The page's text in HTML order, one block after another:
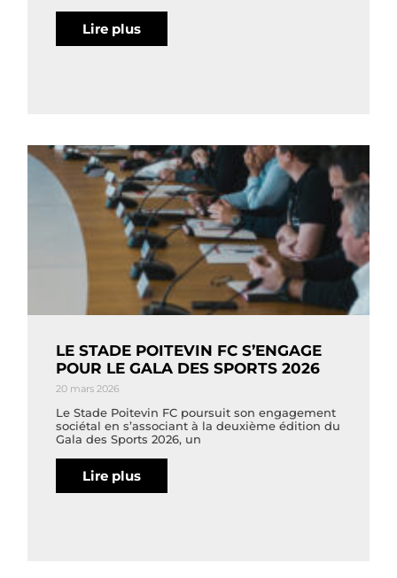
Lire plus
LE STADE POITEVIN FC S’ENGAGE
POUR LE GALA DES SPORTS 2026
20 mars 2026
Le Stade Poitevin FC poursuit son engagement
sociétal en s’associant à la deuxième édition du
Gala des Sports 2026, un
Lire plus